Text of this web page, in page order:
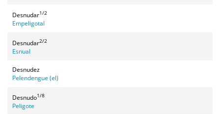
Desnudar1/2
Empeligotal
Desnudar2/2
Esnual
Desnudez
Pelendengue (el)
Desnudo1/8
Peligote